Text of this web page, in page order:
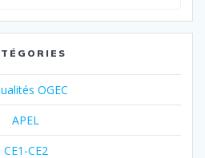
OGEC
APEL
CE1-CE2